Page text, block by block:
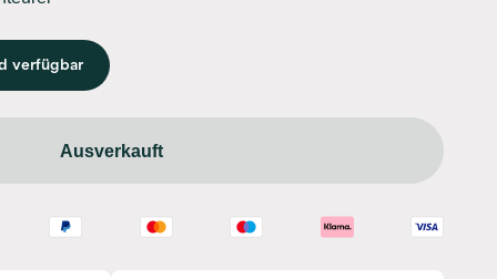
verfügbar
Ausverkauft